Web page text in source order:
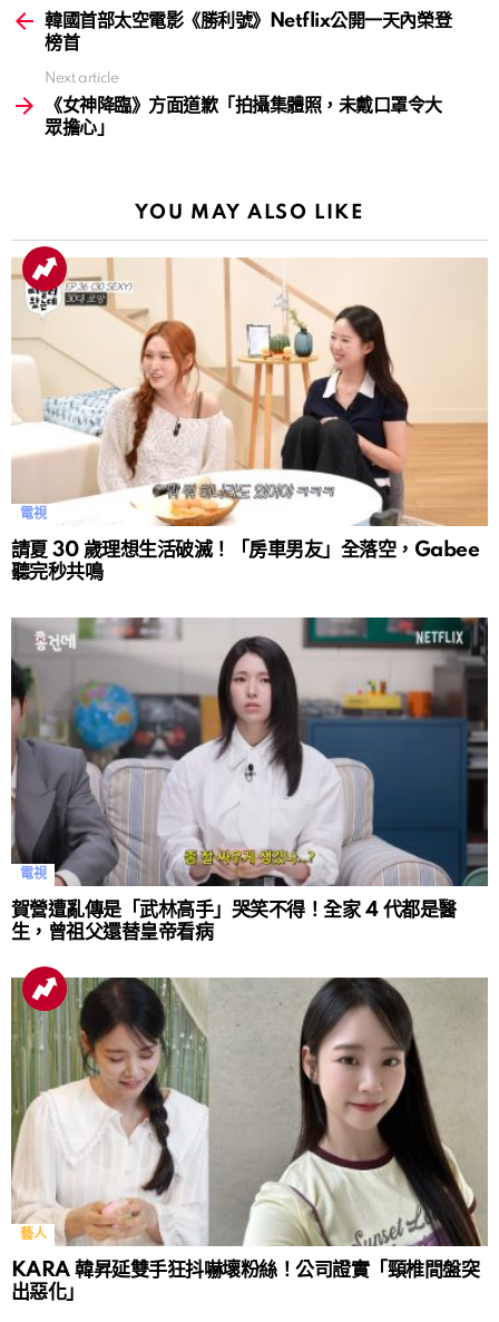
more韓國首部太空電影《勝利號》Netflix公開一天內榮登
榜首
Next article
《女神降臨》方面道歉「拍攝集體照，未戴口罩令大
眾擔心」
YOU MAY ALSO LIKE
電視
請夏 30 歲理想生活破滅！「房車男友」全落空，Gabee
聽完秒共鳴
電視
賀營遭亂傳是「武林高手」哭笑不得！全家 4 代都是醫
生，曾祖父還替皇帝看病
藝人
KARA 韓昇延雙手狂抖嚇壞粉絲！公司證實「頸椎間盤突
出惡化」